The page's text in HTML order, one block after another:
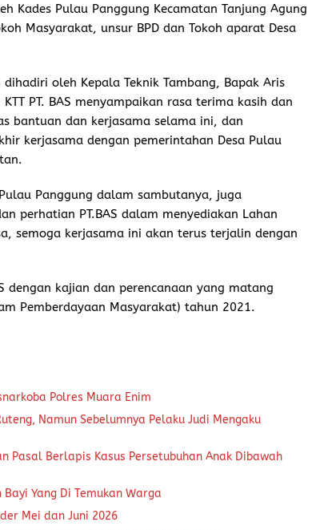
Kades Pulau Panggung Kecamatan Tanjung Agung
Masyarakat, unsur BPD dan Tokoh aparat Desa
oleh Kepala Teknik Tambang, Bapak Aris
PT. BAS menyampaikan rasa terima kasih dan
bantuan dan kerjasama selama ini, dan
kerjasama dengan pemerintahan Desa Pulau
Panggung dalam sambutanya, juga
perhatian PT.BAS dalam menyediakan Lahan
semoga kerjasama ini akan terus terjalin dengan
dengan kajian dan perencanaan yang matang
Pemberdayaan Masyarakat) tahun 2021.
Polres Muara Enim
Namun Sebelumnya Pelaku Judi Mengaku
Pasal Berlapis Kasus Persetubuhan Anak Dibawah
Yang Di Temukan Warga
Mei dan Juni 2026